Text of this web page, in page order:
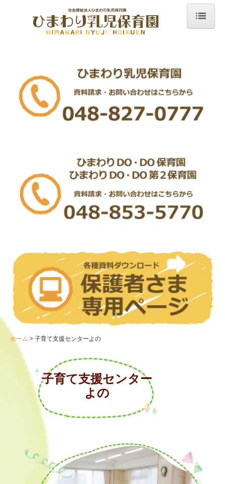
年間行事・イベント
園の一日・生活
入園案内
《正社員》ひまわり乳児保育園 保育士 募集要項
《パート》ひまわり乳児保育園 保育士 募集要項
《正社員》DODO保育園 保育士 募集要項
ひまわり乳児保育園
ひまわりDO・DO、DO・DO第2保育園
子育て支援センターよの
法人情報
ホーム 子育て支援センターよの
子育て支援センター
よの